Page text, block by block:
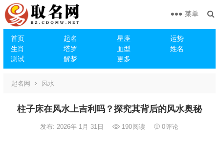
首页 起名 星座
运势
生肖
塔罗 血型
姓名
测试
解梦 更多
菜单
起名网 风水
柱子床在风水上吉利吗？探究其背后的风水奥秘
发布: 2026年 1月 31日 190阅读 0评论